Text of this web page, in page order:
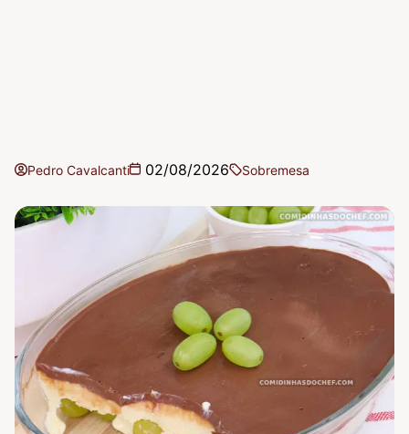
Pedro Cavalcanti 02/08/2026 Sobremesa